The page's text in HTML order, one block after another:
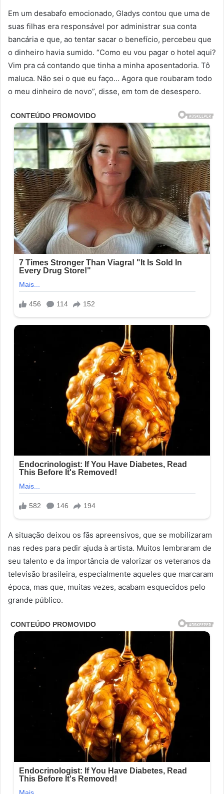
Em um desabafo emocionado, Gladys contou que uma de
suas filhas era responsável por administrar sua conta
bancária e que, ao tentar sacar o benefício, percebeu que
o dinheiro havia sumido. “Como eu vou pagar o hotel aqui?
Vim pra cá contando que tinha a minha aposentadoria. Tô
maluca. Não sei o que eu faço… Agora que roubaram todo
o meu dinheiro de novo”, disse, em tom de desespero.
A situação deixou os fãs apreensivos, que se mobilizaram
nas redes para pedir ajuda à artista. Muitos lembraram de
seu talento e da importância de valorizar os veteranos da
televisão brasileira, especialmente aqueles que marcaram
época, mas que, muitas vezes, acabam esquecidos pelo
grande público.